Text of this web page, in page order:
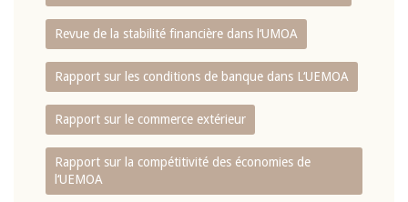
Revue de la stabilité financière dans l‘UMOA
Rapport sur les conditions de banque dans L‘UEMOA
Rapport sur le commerce extérieur
Rapport sur la compétitivité des économies de
l‘UEMOA